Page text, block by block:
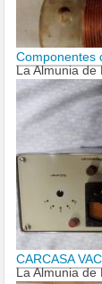
Componentes
La Almunia
CARCASA
La Almunia